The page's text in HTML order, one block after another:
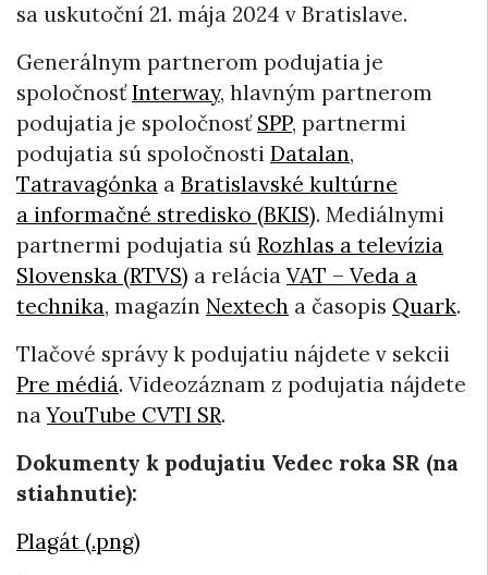
sa uskutoční 21. mája 2024 v Bratislave.
Generálnym partnerom podujatia je
spoločnosťInterway, hlavným partnerom
podujatia je spoločnosť SPP, partnermi
podujatia sú spoločnosti Datalan,
Tatravagónka a Bratislavské kultúrne
a informačné stredisko (BKIS). Mediálnymi
partnermi podujatia sú Rozhlas a televízia
Slovenska (RTVS) a relácia VAT – Veda a
technika, magazín Nextech a časopis Quark.
Tlačové správy k podujatiu nájdete v sekcii
Pre médiá. Videozáznam z podujatia nájdete
naYouTube CVTI SR.
Dokumenty k podujatiu Vedec roka SR (na
stiahnutie):
Plagát (.png)